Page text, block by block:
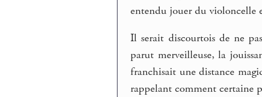
entendu jouer du violoncelle
Il serait discourtois de ne
parut merveilleuse, la
franchisait une distance
rappelant comment certaine